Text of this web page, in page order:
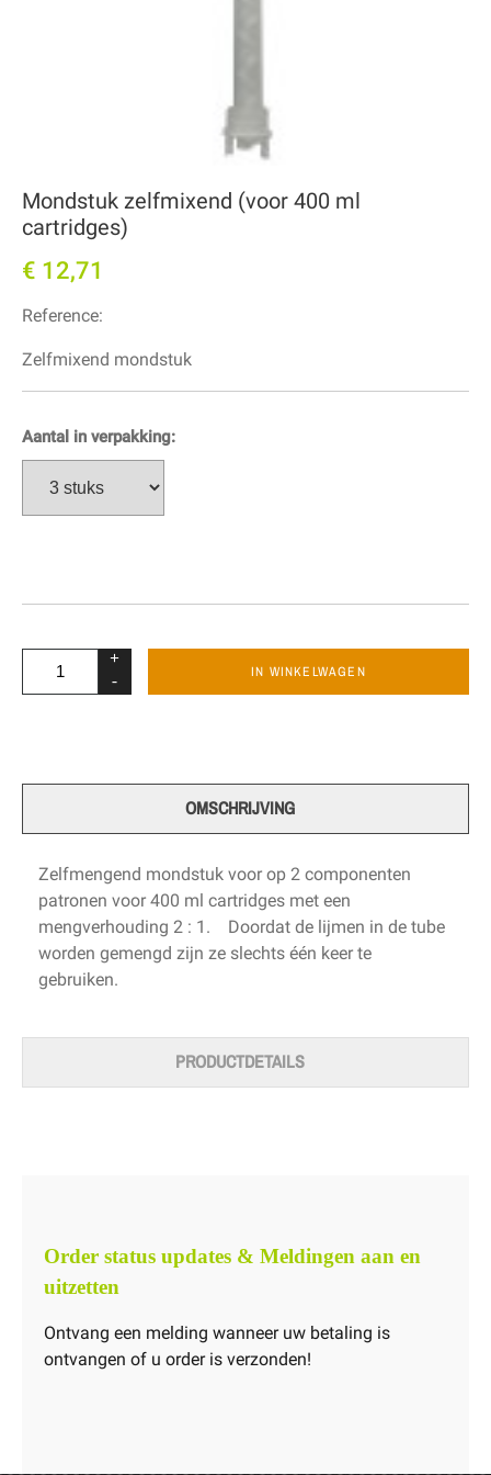
Mondstuk zelfmixend (voor 400 ml
cartridges)
€ 12,71
Reference:
Zelfmixend mondstuk
Aantal in verpakking:
+
-
IN WINKELWAGEN
OMSCHRIJVING
Zelfmengend mondstuk voor op 2 componenten
patronen voor 400 ml cartridges met een
mengverhouding 2 : 1. Doordat de lijmen in de tube
worden gemengd zijn ze slechts één keer te
gebruiken.
PRODUCTDETAILS
Order status updates & Meldingen aan en
uitzetten
Ontvang een melding wanneer uw betaling is
ontvangen of u order is verzonden!